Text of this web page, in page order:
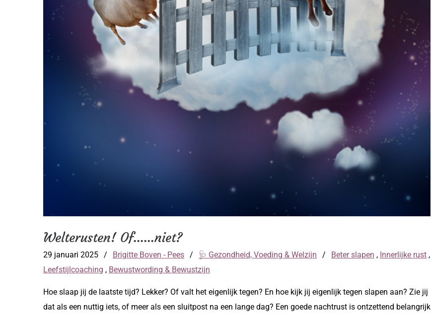
Welterusten! Of......niet?
29 januari 2025 / Brigitte Boven - Pees / 🩺 Gezondheid, Voeding & Welzijn / Beter slapen , Innerlijke rust ,
Leefstijlcoaching , Bewustwording & Bewustzijn
Hoe slaap jij de laatste tijd? Lekker? Of valt het eigenlijk tegen? En hoe kijk jij eigenlijk tegen slapen aan? Zie jij
dat als een nuttig iets, of meer als een sluitpost na een lange dag? Een goede nachtrust is ontzettend belangrijk